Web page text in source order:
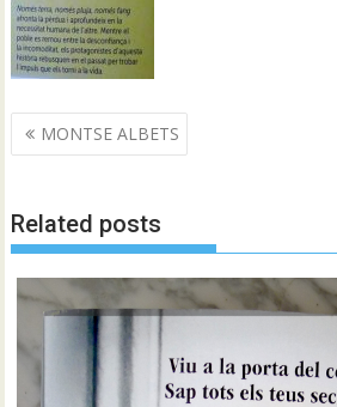
Navegació
d'entrades
MONTSE ALBETS
Related posts